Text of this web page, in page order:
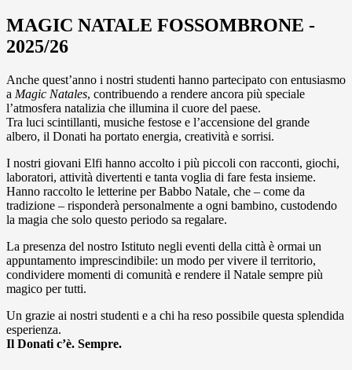
MAGIC NATALE FOSSOMBRONE -
2025/26
Anche quest’anno i nostri studenti hanno partecipato con entusiasmo
a Magic Natales, contribuendo a rendere ancora più speciale
l’atmosfera natalizia che illumina il cuore del paese.
Tra luci scintillanti, musiche festose e l’accensione del grande
albero, il Donati ha portato energia, creatività e sorrisi.
I nostri giovani Elfi hanno accolto i più piccoli con racconti, giochi,
laboratori, attività divertenti e tanta voglia di fare festa insieme.
Hanno raccolto le letterine per Babbo Natale, che – come da
tradizione – risponderà personalmente a ogni bambino, custodendo
la magia che solo questo periodo sa regalare.
La presenza del nostro Istituto negli eventi della città è ormai un
appuntamento imprescindibile: un modo per vivere il territorio,
condividere momenti di comunità e rendere il Natale sempre più
magico per tutti.
Un grazie ai nostri studenti e a chi ha reso possibile questa splendida
esperienza.
Il Donati c’è. Sempre.